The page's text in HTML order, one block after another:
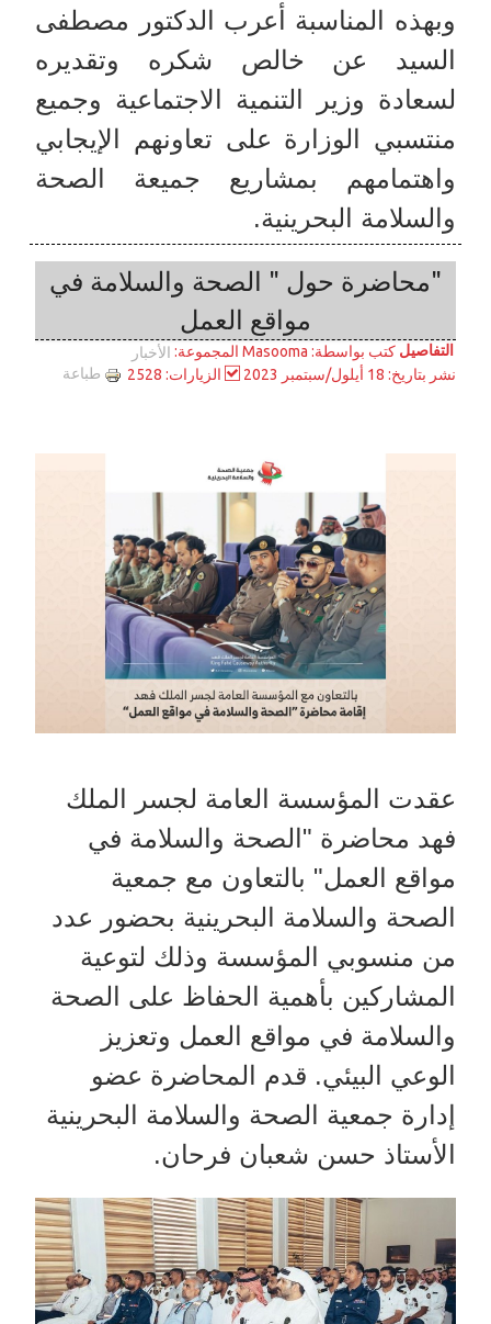
وبهذه المناسبة أعرب الدكتور مصطفى
السيد عن خالص شكره وتقديره
لسعادة وزير التنمية الاجتماعية وجميع
منتسبي الوزارة على تعاونهم الإيجابي
واهتمامهم بمشاريع جميعة الصحة
والسلامة البحرينية.
"محاضرة حول " الصحة والسلامة في
مواقع العمل
التفاصيل كتب بواسطة: Masooma المجموعة: الأخبار
نشر بتاريخ: 18 أيلول/سبتمبر 2023
الزيارات: 2528 طباعة
عقدت المؤسسة العامة لجسر الملك
فهد محاضرة "الصحة والسلامة في
مواقع العمل" بالتعاون مع جمعية
الصحة والسلامة البحرينية بحضور عدد
من منسوبي المؤسسة وذلك لتوعية
المشاركين بأهمية الحفاظ على الصحة
والسلامة في مواقع العمل وتعزيز
الوعي البيئي. قدم المحاضرة عضو
إدارة جمعية الصحة والسلامة البحرينية
الأستاذ حسن شعبان فرحان.